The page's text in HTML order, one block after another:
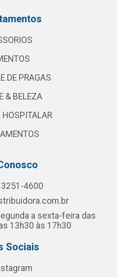
DE PRAGAS
& BELEZA
HOSPITALAR
4600
a sexta-feira das
13h30 às 17h30
Sociais